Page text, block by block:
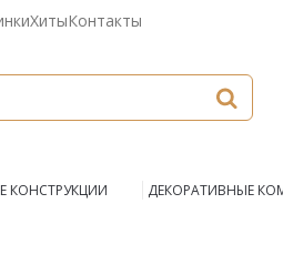
ХитыКонтакты
КОНСТРУКЦИИ ДЕКОРАТИВНЫЕ